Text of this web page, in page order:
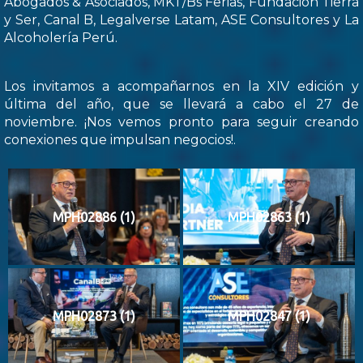
y Ser, Canal B, Legalverse Latam, ASE Consultores y La
Alcoholería Perú.
Los invitamos a acompañarnos en la XIV edición y
última del año, que se llevará a cabo el 27 de
noviembre. ¡Nos vemos pronto para seguir creando
conexiones que impulsan negocios!.
MPH02886 (1) MPH02863 (1)
MPH02873 (1) MPH02847 (1)